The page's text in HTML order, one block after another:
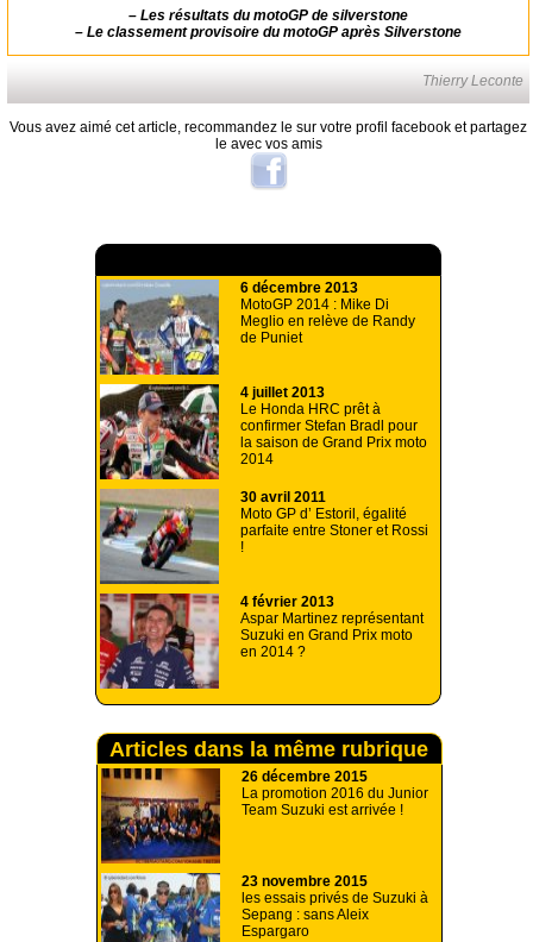
– Les résultats du motoGP de silverstone
– Le classement provisoire du motoGP après Silverstone
Thierry Leconte
Vous avez aimé cet article, recommandez le sur votre profil facebook et partagez
le avec vos amis
6 décembre 2013
MotoGP 2014 : Mike Di
Meglio en relève de Randy
de Puniet
4 juillet 2013
Le Honda HRC prêt à
confirmer Stefan Bradl pour
la saison de Grand Prix moto
2014
30 avril 2011
Moto GP d’ Estoril, égalité
parfaite entre Stoner et Rossi
!
4 février 2013
Aspar Martinez représentant
Suzuki en Grand Prix moto
en 2014 ?
Articles dans la même rubrique
26 décembre 2015
La promotion 2016 du Junior
Team Suzuki est arrivée !
23 novembre 2015
les essais privés de Suzuki à
Sepang : sans Aleix
Espargaro